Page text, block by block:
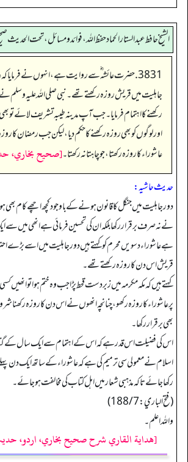
الشيخ حافط عبدالستار الحماد حفظ الله، فوائد و مسائل، تحت الحديث
3831. حضرت عائشہ‬ ؓ س‬ے روایت ہے، انہوں نے فرمایا
جاہلیت میں قریش روزہ رکھتے تھے۔ نبی صلی اللہ علیہ
رکھنے کا اہتمام فرمایا۔ جب آپ مدینہ طیبہ تشریف لائے تو بھی
اور لوگوں کو بھی روزہ رکھنے کا حکم دیا، لیکن جب رمضان کا
عاشوراء کا روزہ رکھتا، جو چاہتا نہ رکھتا۔[صحيح بخاري،
حدیث حاشیہ:
دور جاہلیت میں جنگل کا قانون ہونے کے باوجود کچھ اچھے کام
نے نہ صرف برقرار رکھا بلکہ ان کی تحسین فرمائی ہے انھی میں
ہے عاشوراء دسویں محرم کو کہتے ہیں دور جاہلیت میں اسے بڑے
قریش اس دن کا روزہ رکھتے تھے۔
کہتے ہیں کہ مکہ مکرمہ میں زبردست قحط پڑا جب وہ ختم ہوا تو انھیں
پر عاشوراء کا روزہ رکھو، چنانچہ انھوں نے اس دن کا روزہ رکھنا
بھی برقرار رکھا۔
اس کی فضیلت اس قدر ہے کہ اس کے اہتمام سے ایک سال کے
اسلام نے معمولی سی ترمیم کی ہے کہ عاشوراء کے ساتھ ایک دن
رکھا جائے تاکہ مذہبی شعار میں اہل کتاب کی مخالفت ہو جائے۔
(فتح الباري: 188/7)
واللہ اعلم۔
[هداية القاري شرح صحيح بخاري، اردو، حدیث/